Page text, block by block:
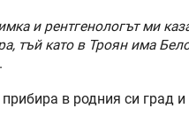
и рентгенологът ми
тъй като в Троян има
в родния си град